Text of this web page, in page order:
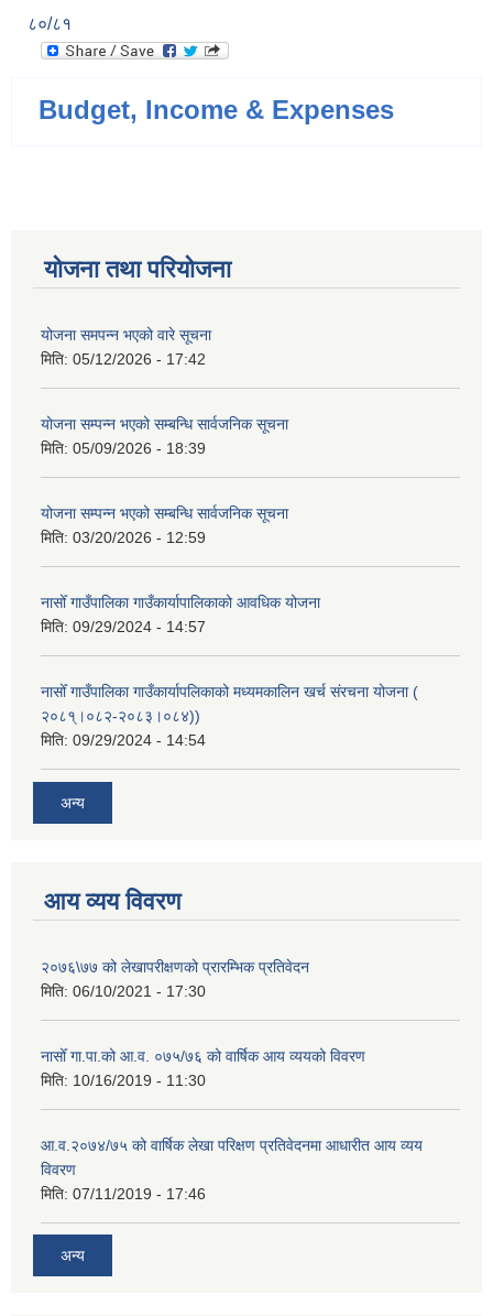
८०/८१
Budget, Income & Expenses
योजना तथा परियोजना
योजना समपन्न भएको वारे सूचना
मिति: 05/12/2026 - 17:42
योजना सम्पन्न भएको सम्बन्धि सार्वजनिक सूचना
मिति: 05/09/2026 - 18:39
योजना सम्पन्न भएको सम्बन्धि सार्वजनिक सूचना
मिति: 03/20/2026 - 12:59
नासोँ गाउँपालिका गाउँकार्यापालिकाको आवधिक योजना
मिति: 09/29/2024 - 14:57
नासोँ गाउँपालिका गाउँकार्यापलिकाको मध्यमकालिन खर्च संरचना योजना (
२०८१्।०८२-२०८३।०८४))
मिति: 09/29/2024 - 14:54
अन्य
आय व्यय विवरण
२०७६\७७ को लेखापरीक्षणको प्रारम्भिक प्रतिवेदन
मिति: 06/10/2021 - 17:30
नासोँ गा.पा.को आ.व. ०७५/७६ को वार्षिक आय व्ययको विवरण
मिति: 10/16/2019 - 11:30
आ.व.२०७४/७५ को वार्षिक लेखा परिक्षण प्रतिवेदनमा आधारीत आय व्यय
विवरण
मिति: 07/11/2019 - 17:46
अन्य